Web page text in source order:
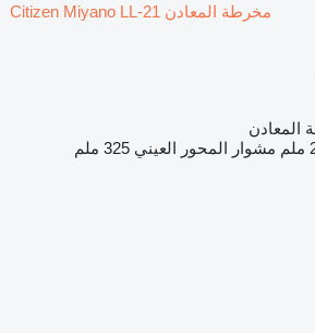
مخرطة المعادن Citizen Miyano LL-21
المعادن
مشوار المحور العيني 325 ملم